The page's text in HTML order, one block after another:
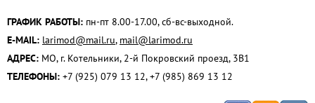
ГРАФИК РАБОТЫ: пн-пт 8.00-17.00, сб-вс-выходной.
E-MAIL: larimod@mail.ru, mail@larimod.ru
АДРЕС: МО, г. Котельники, 2-й Покровский проезд, 3В1
ТЕЛЕФОНЫ: +7 (925) 079 13 12, +7 (985) 869 13 12